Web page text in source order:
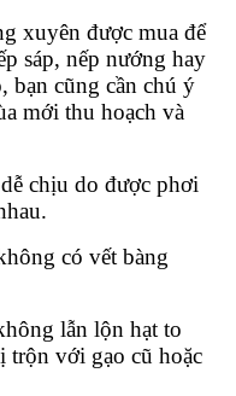
xuyên được mua để
sáp, nếp nướng hay
bạn cũng cần chú ý
mới thu hoạch và
chịu do được phơi
có vết bàng
lẫn lộn hạt to
trộn với gạo cũ hoặc